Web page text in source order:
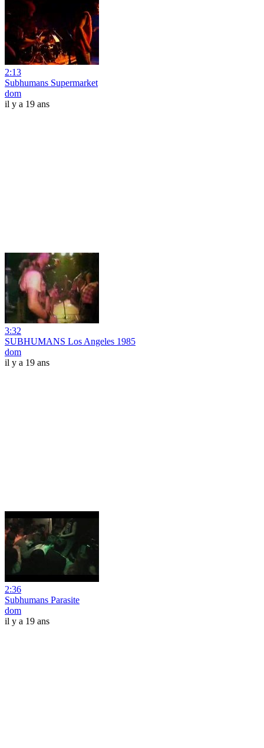
2:13
Subhumans Supermarket
dom
il y a 19 ans
3:32
SUBHUMANS Los Angeles 1985
dom
il y a 19 ans
2:36
Subhumans Parasite
dom
il y a 19 ans